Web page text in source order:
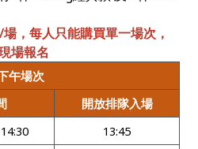
場，每人只能購買單一場次，
場報名
午場次
開放排隊入場
13:45